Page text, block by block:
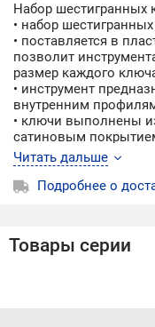
Набор шестигранных
• набор
• поставляется в
позволит
размер каждого
• инструмент
внутренним
• ключи выполнены
сатиновым
• размер 1,3-1,5-2-2,5-
• упаковка блистер
Читать дальше
Подробнее о
Товары серии